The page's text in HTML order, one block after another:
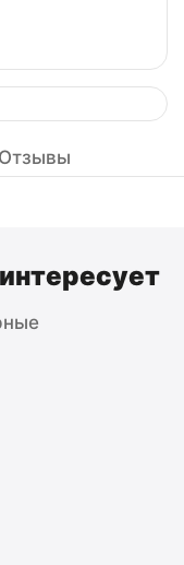
Отзывы